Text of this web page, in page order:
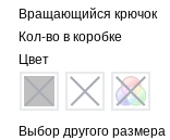
Вращающийся крючок
Кол-во в коробке
Цвет
Выбор другого размера